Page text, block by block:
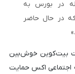
در بورس به
در حال حاضر
بیت‌کوین خوش‌بین
اجتماعی اکس حمایت